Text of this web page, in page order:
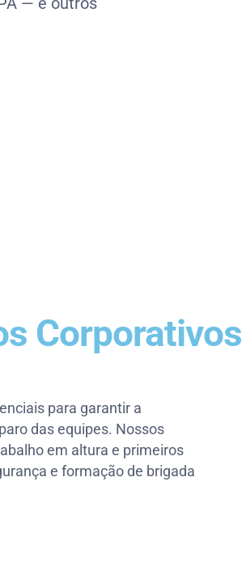
Corporativos
para garantir a
das equipes. Nossos
em altura e primeiros
e formação de brigada